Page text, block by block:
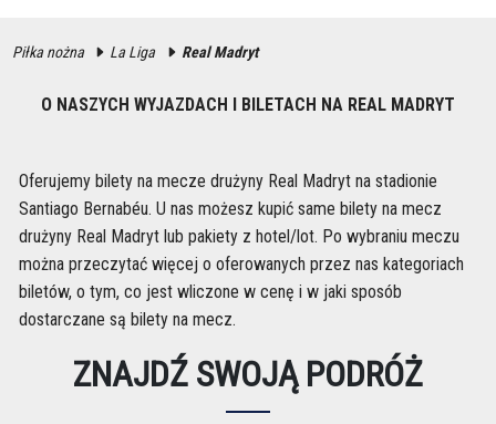
Piłka nożna La Liga Real Madryt
O NASZYCH WYJAZDACH I BILETACH NA REAL MADRYT
Oferujemy bilety na mecze drużyny Real Madryt na stadionie
Santiago Bernabéu. U nas możesz kupić same bilety na mecz
drużyny Real Madryt lub pakiety z hotel/lot. Po wybraniu meczu
można przeczytać więcej o oferowanych przez nas kategoriach
biletów, o tym, co jest wliczone w cenę i w jaki sposób
dostarczane są bilety na mecz.